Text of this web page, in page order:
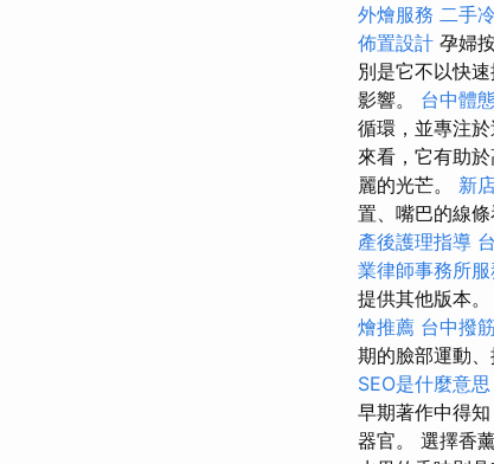
外燴服務 二手
佈置設計 孕婦
別是它不以快
影響。 台中體
循環，並專注
來看，它有助
麗的光芒。 新
置、嘴巴的線
產後護理指導
業律師事務所服
提供其他版本
燴推薦 台中撥
期的臉部運動
SEO是什麼意思
早期著作中得
器官。 選擇香